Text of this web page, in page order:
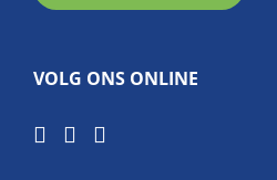
VOLG ONS ONLINE